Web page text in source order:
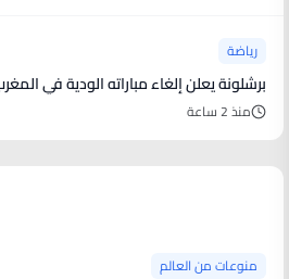
رياضة
برشلونة يعلن إلغاء مباراته الودية في
منذ 2 ساعة
منوعات من العالم